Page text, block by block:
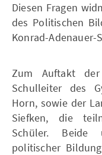
Diesen Fragen
des Politischen
Konrad-
Zum Auftakt der
Schulleiter des
Horn, sowie der
Siefken, die
Schüler. Beide
politischer